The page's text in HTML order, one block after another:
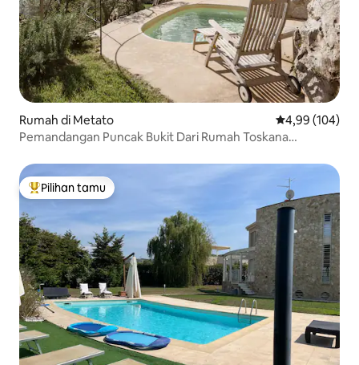
Rumah di Metato Nilai rata-rata
4,99 (104)
Pemandangan Puncak Bukit Dari Rumah Toskana
Pilihan tamu terpopuler
Pilihan tamu